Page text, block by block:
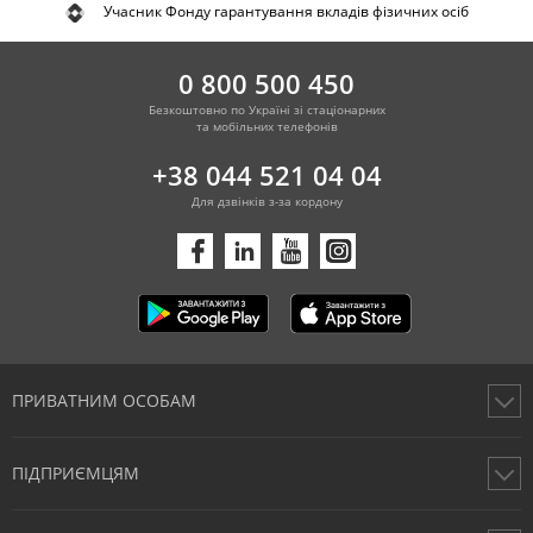
Учасник Фонду гарантування вкладів фізичних осіб
0 800 500 450
Безкоштовно по Україні зі стаціонарних
та мобільних телефонів
+38 044 521 04 04
Для дзвінків з-за кордону
ПРИВАТНИМ ОСОБАМ
Рахунки
ПІДПРИЄМЦЯМ